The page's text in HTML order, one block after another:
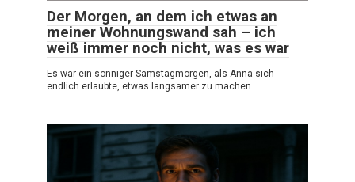
Der Morgen, an dem ich etwas an
meiner Wohnungswand sah – ich
weiß immer noch nicht, was es war
Es war ein sonniger Samstagmorgen, als Anna sich
endlich erlaubte, etwas langsamer zu machen.